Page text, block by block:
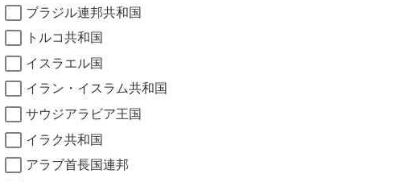
ブラジル連邦共和国
トルコ共和国
イスラエル国
イラン・イスラム共和国
サウジアラビア王国
イラク共和国
アラブ首長国連邦